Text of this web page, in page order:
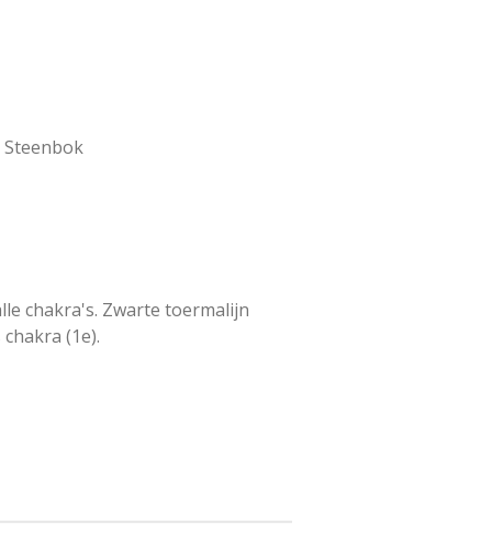
Steenbok
chakra's. Zwarte toermalijn
(1e).